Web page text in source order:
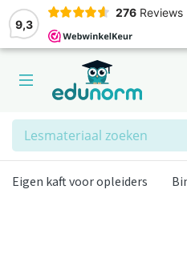
9,3
276 Reviews
Zoeken
Eigen kaft voor opleiders